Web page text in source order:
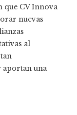
que CV Innova
nuevas
al
aportan una